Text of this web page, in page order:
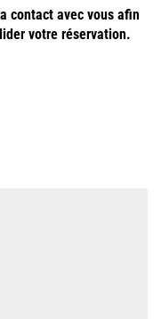
contact avec vous afin
votre réservation.